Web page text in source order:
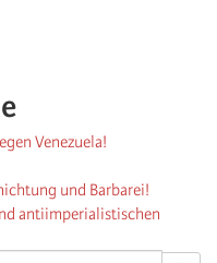
Venezuela!
und Barbarei!
antiimperialistischen